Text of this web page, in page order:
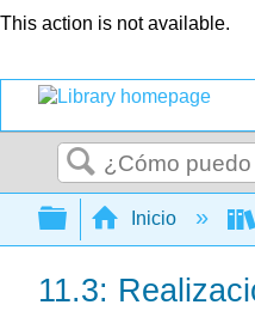
This action is not available.
Buscar
Expandir/
Inicio
11.3: